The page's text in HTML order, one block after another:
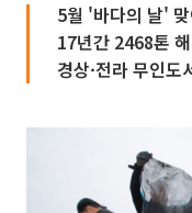
5월 '바다의 날'
17년간 2468톤
경상·전라 무인도